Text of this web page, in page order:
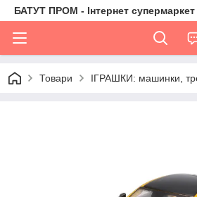
БАТУТ ПРОМ - Інтернет супермаркет
Товари ІГРАШКИ: машинки,